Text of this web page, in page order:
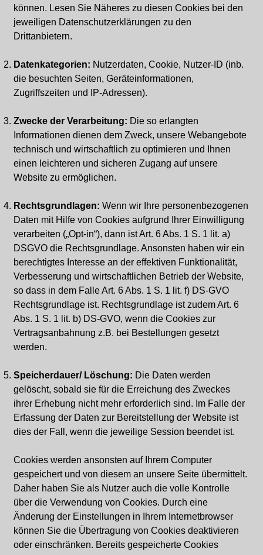
können. Lesen Sie Näheres zu diesen Cookies bei den
jeweiligen Datenschutzerklärungen zu den
Drittanbietern.
Datenkategorien: Nutzerdaten, Cookie, Nutzer-ID (inb.
die besuchten Seiten, Geräteinformationen,
Zugriffszeiten und IP-Adressen).
Zwecke der Verarbeitung: Die so erlangten
Informationen dienen dem Zweck, unsere Webangebote
technisch und wirtschaftlich zu optimieren und Ihnen
einen leichteren und sicheren Zugang auf unsere
Website zu ermöglichen.
Rechtsgrundlagen: Wenn wir Ihre personenbezogenen
Daten mit Hilfe von Cookies aufgrund Ihrer Einwilligung
verarbeiten („Opt-in“), dann ist Art. 6 Abs. 1 S. 1 lit. a)
DSGVO die Rechtsgrundlage. Ansonsten haben wir ein
berechtigtes Interesse an der effektiven Funktionalität,
Verbesserung und wirtschaftlichen Betrieb der Website,
so dass in dem Falle Art. 6 Abs. 1 S. 1 lit. f) DS-GVO
Rechtsgrundlage ist. Rechtsgrundlage ist zudem Art. 6
Abs. 1 S. 1 lit. b) DS-GVO, wenn die Cookies zur
Vertragsanbahnung z.B. bei Bestellungen gesetzt
werden.
Speicherdauer/ Löschung: Die Daten werden
gelöscht, sobald sie für die Erreichung des Zweckes
ihrer Erhebung nicht mehr erforderlich sind. Im Falle der
Erfassung der Daten zur Bereitstellung der Website ist
dies der Fall, wenn die jeweilige Session beendet ist.
Cookies werden ansonsten auf Ihrem Computer
gespeichert und von diesem an unsere Seite übermittelt.
Daher haben Sie als Nutzer auch die volle Kontrolle
über die Verwendung von Cookies. Durch eine
Änderung der Einstellungen in Ihrem Internetbrowser
können Sie die Übertragung von Cookies deaktivieren
oder einschränken. Bereits gespeicherte Cookies